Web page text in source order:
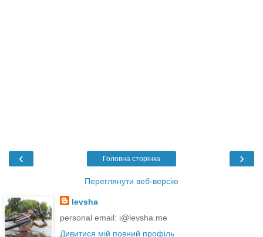
‹ ›
Головна сторінка
Переглянути веб-версію
levsha
personal email: i@levsha.me
Дивитися мій повний профіль